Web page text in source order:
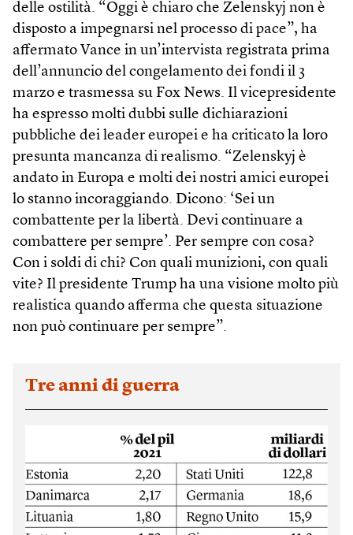
delle ostilità. “Oggi è chiaro che Zelenskyj non è
disposto a impegnarsi nel processo di pace”, ha
affermato Vance in un’intervista registrata prima
dell’annuncio del congelamento dei fondi il 3
marzo e trasmessa su Fox News. Il vicepresidente
ha espresso molti dubbi sulle dichiarazioni
pubbliche dei leader europei e ha criticato la loro
presunta mancanza di realismo. “Zelenskyj è
andato in Europa e molti dei nostri amici europei
lo stanno incoraggiando. Dicono: ‘Sei un
combattente per la libertà. Devi continuare a
combattere per sempre’. Per sempre con cosa?
Con i soldi di chi? Con quali munizioni, con quali
vite? Il presidente Trump ha una visione molto più
realistica quando afferma che questa situazione
non può continuare per sempre”.
Tre anni di guerra